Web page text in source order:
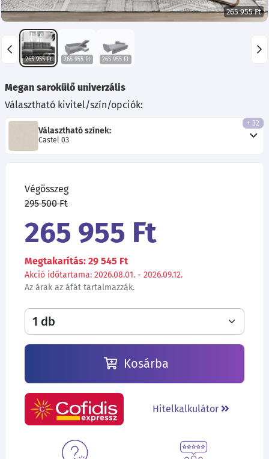
265 955 Ft
265 955 Ft 265 955 Ft 265 955 Ft
Megan sarokülő univerzális
Választható kivitel/szín/opciók:
Választható színek:
Castel 03
+ 32
Végösszeg
295 500 Ft
265 955 Ft
Megtakarítás: 29 545 Ft
Akció időtartama: 2026.08.01. - 2026.09.12.
Az árak az áfát tartalmazzák.
Kosárba
Hitelkalkulátor